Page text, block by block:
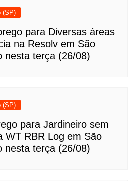
(SP)
para Diversas áreas
na Resolv em São
nesta terça (26/08)
(SP)
para Jardineiro sem
WT RBR Log em São
nesta terça (26/08)